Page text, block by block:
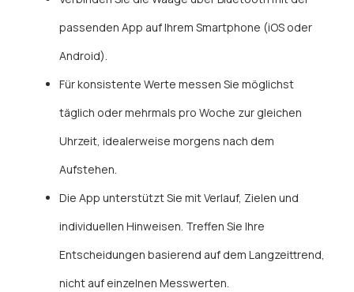
passenden App auf Ihrem Smartphone (iOS oder
Android).
Für konsistente Werte messen Sie möglichst
täglich oder mehrmals pro Woche zur gleichen
Uhrzeit, idealerweise morgens nach dem
Aufstehen.
Die App unterstützt Sie mit Verlauf, Zielen und
individuellen Hinweisen. Treffen Sie Ihre
Entscheidungen basierend auf dem Langzeittrend,
nicht auf einzelnen Messwerten.